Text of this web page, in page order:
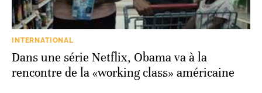
INTERNATIONAL
Dans une série Netflix, Obama va à la
rencontre de la «working class» américaine